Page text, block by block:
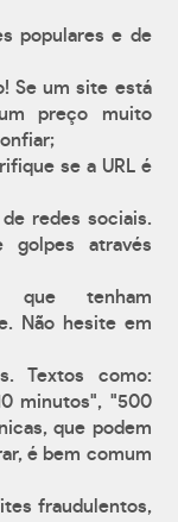
populares e de
Se um site está
preço muito
se a URL é
redes sociais.
golpes através
que tenham
Não hesite em
Textos como:
minutos", "500
que podem
é bem comum
fraudulentos,